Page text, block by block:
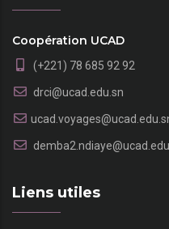
Coopération UCAD
(+221) 78 685 92 92
drci@ucad.edu.sn
Liens utiles